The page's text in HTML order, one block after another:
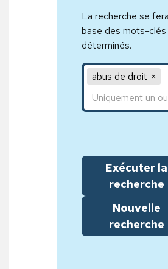
La recherche se
base des mots-clés
déterminés.
Mot clé 1,Mot clé
abus de droit
Exécuter la
recherche
Nouvelle
recherche